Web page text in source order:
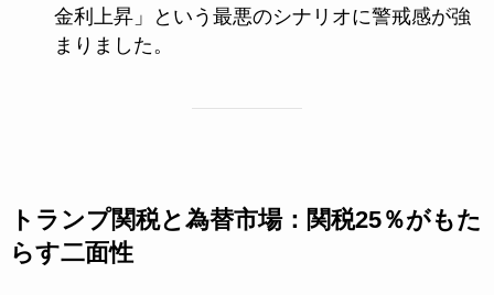
金利上昇」という最悪のシナリオに警戒感が強
まりました。
トランプ関税と為替市場：関税25％がもた
らす二面性